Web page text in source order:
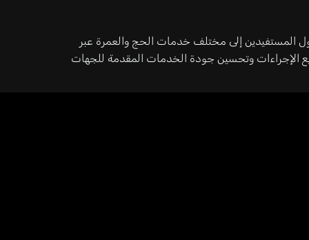
المستفيدين إلى مختلف خدمات الحج والعمرة عبر
الإجراءات وتحسين جودة الخدمات المقدمة للجهات